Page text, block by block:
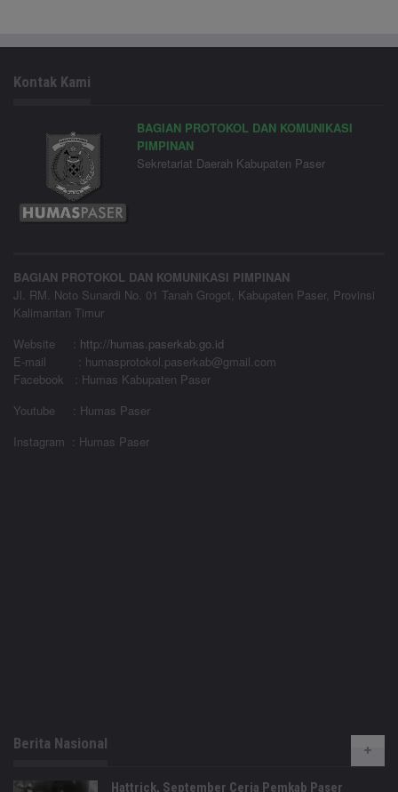
Kontak Kami
BAGIAN PROTOKOL DAN KOMUNIKASI
PIMPINAN
Sekretariat Daerah Kabupaten Paser
BAGIAN PROTOKOL DAN KOMUNIKASI PIMPINAN
Jl. RM. Noto Sunardi No. 01 Tanah Grogot, Kabupaten Paser, Provinsi
Kalimantan Timur
Website
: http://humas.paserkab.go.id
E-mail : humasprotokol.paserkab@gmail.com
Facebook : Humas Kabupaten Paser
Youtube : Humas Paser
Instagram : Humas Paser
Berita Nasional
Hattrick, September Ceria Pemkab Paser